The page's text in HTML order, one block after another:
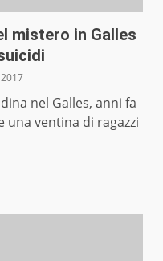
mistero in Galles
nel Galles, anni fa
ventina di ragazzi